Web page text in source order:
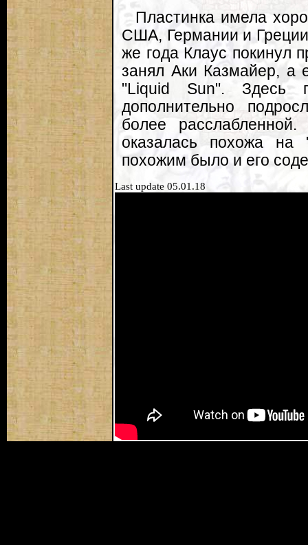
Пластинка имела
США, Германии и
же года Клаус покинул
занял Аки Казмайер, а
"Liquid Sun". Здесь
дополнительно
более
оказалась похожа на
похожим было и его
Last update 05.01.18